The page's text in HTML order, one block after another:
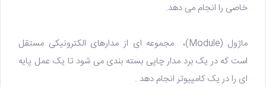
خاصی را انجام می دهد.
ماژول (Module)، مجموعه ای از مدارهای الکترونیکی مستقل
است که در یک برد مدار چاپی بسته بندی می شود تا یک عمل پایه
ای را در یک کامپیوتر انجام دهد .